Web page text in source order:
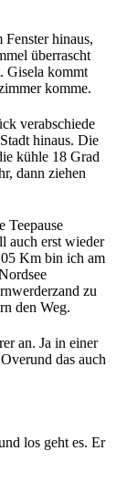
hinaus,
überrascht
Gisela kommt
komme.
verabschiede
hinaus. Die
kühle 18 Grad
dann ziehen
Teepause
auch erst wieder
Km bin ich am
zu
den Weg.
an. Ja in einer
das auch
los geht es. Er